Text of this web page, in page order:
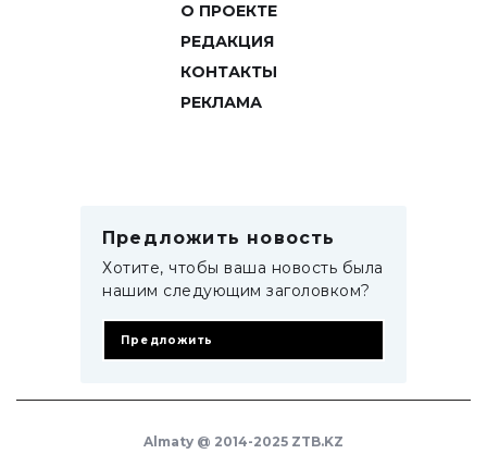
О ПРОЕКТЕ
РЕДАКЦИЯ
КОНТАКТЫ
РЕКЛАМА
Предложить новость
Хотите, чтобы ваша новость была
нашим следующим заголовком?
Предложить
Almaty @ 2014-2025 ZTB.KZ